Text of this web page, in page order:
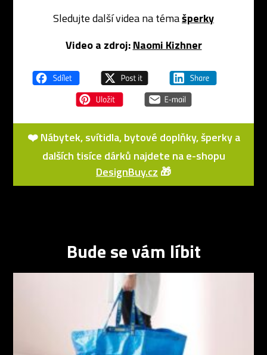
Sledujte další videa na témašperky
Video a zdroj: Naomi Kizhner
❤️ Nábytek, svítidla, bytové doplňky, šperky a
dalších tisíce dárků najdete na e-shopu
DesignBuy.cz 🎁
Bude se vám líbit